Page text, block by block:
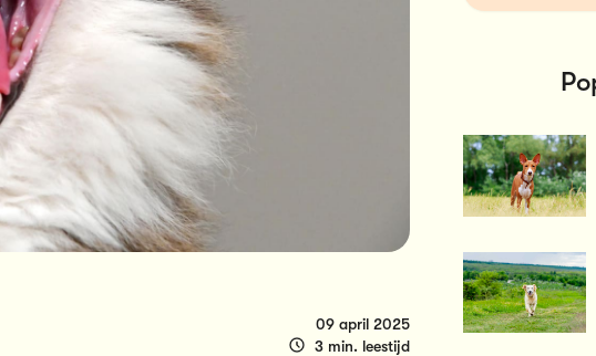
09 april 2025
3 min. leestijd